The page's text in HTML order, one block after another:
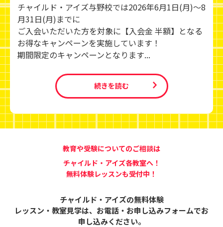
チャイルド・アイズ与野校では2026年6月1日(月)～8
月31日(月)までに
ご入会いただいた方を対象に【入会金 半額】となる
お得なキャンペーンを実施しています！
期間限定のキャンペーンとなります...
続きを読む
教育や受験についてのご相談は
チャイルド・アイズ各教室へ！
無料体験レッスンも受付中！
チャイルド・アイズの無料体験
レッスン・教室見学は、 お電話・お申し込みフォームでお
申し込みください。